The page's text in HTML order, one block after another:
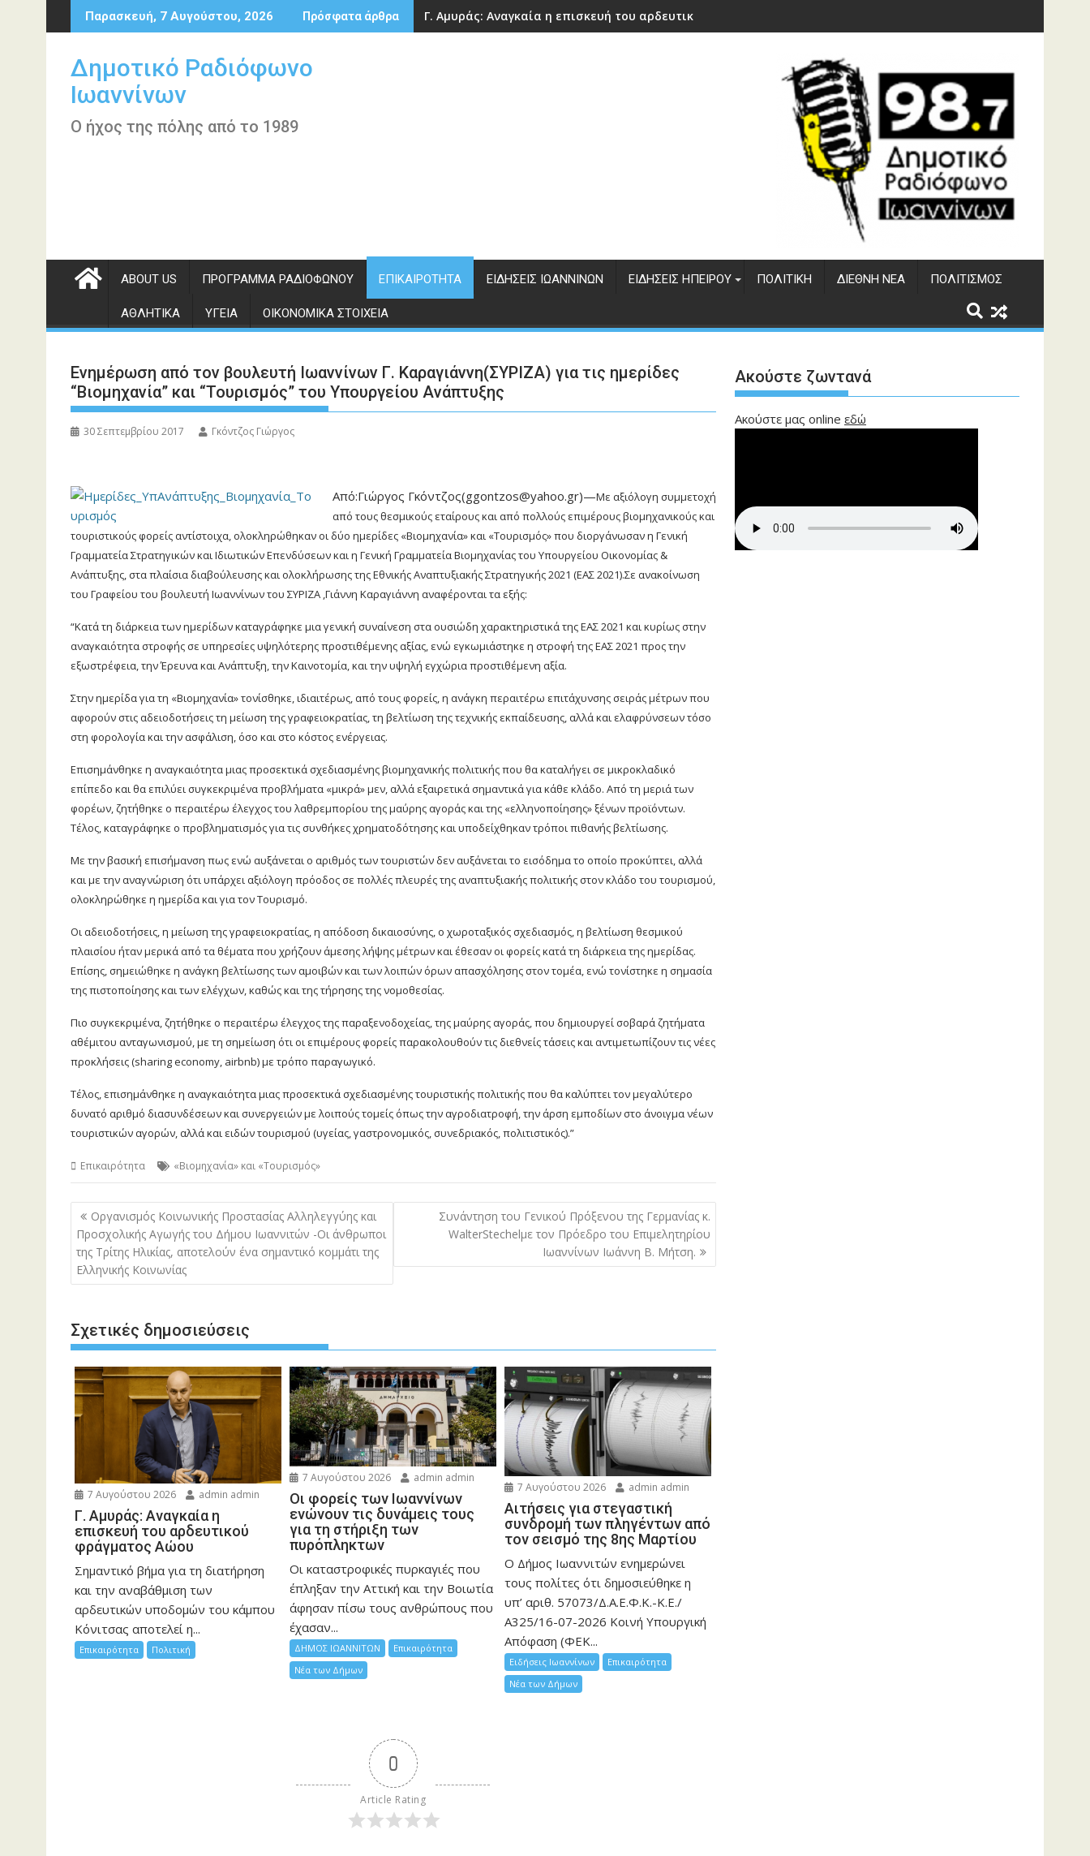
Περάστε
στο
Παρασκευή, 7 Αυγούστου, 2026 Πρόσφατα άρθρα Γ. Αμυράς: Αναγκαία η επισκευή του αρδευτικού φράγματος Αώου
Δημοτικό Ραδιόφωνο
Ιωαννίνων
Ο ήχος της πόλης από το 1989
ABOUT US ΠΡΌΓΡΑΜΜΑ ΡΑΔΙΟΦΏΝΟΥ ΕΠΙΚΑΙΡΌΤΗΤΑ ΕΙΔΉΣΕΙΣ ΙΩΑΝΝΊΝΩΝ ΕΙΔΉΣΕΙΣ ΗΠΕΊΡΟΥ ΠΟΛΙΤΙΚΉ ΔΙΕΘΝΉ ΝΈΑ ΠΟΛΙΤΙΣΜΌΣ
ΑΘΛΗΤΙΚΆ ΥΓΕΊΑ ΟΙΚΟΝΟΜΙΚΆ ΣΤΟΙΧΕΊΑ
Ενημέρωση από τον βουλευτή Ιωαννίνων Γ. Καραγιάννη(ΣΥΡΙΖΑ) για τις ημερίδες
“Βιομηχανία” και “Τουρισμός” του Υπουργείου Ανάπτυξης
30 Σεπτεμβρίου 2017 Γκόντζος Γιώργος
Από:Γιώργος Γκόντζος(ggontzos@yahoo.gr)—Με αξιόλογη συμμετοχή
από τους θεσμικούς εταίρους και από πολλούς επιμέρους βιομηχανικούς και
τουριστικούς φορείς αντίστοιχα, ολοκληρώθηκαν οι δύο ημερίδες «Βιομηχανία» και «Τουρισμός» που διοργάνωσαν η Γενική
Γραμματεία Στρατηγικών και Ιδιωτικών Επενδύσεων και η Γενική Γραμματεία Βιομηχανίας του Υπουργείου Οικονομίας &
Ανάπτυξης, στα πλαίσια διαβούλευσης και ολοκλήρωσης της Εθνικής Αναπτυξιακής Στρατηγικής 2021 (ΕΑΣ 2021).Σε ανακοίνωση
του Γραφείου του βουλευτή Ιωαννίνων του ΣΥΡΙΖΑ ,Γιάννη Καραγιάννη αναφέρονται τα εξής:
“Κατά τη διάρκεια των ημερίδων καταγράφηκε μια γενική συναίνεση στα ουσιώδη χαρακτηριστικά της ΕΑΣ 2021 και κυρίως στην
αναγκαιότητα στροφής σε υπηρεσίες υψηλότερης προστιθέμενης αξίας, ενώ εγκωμιάστηκε η στροφή της ΕΑΣ 2021 προς την
εξωστρέφεια, την Έρευνα και Ανάπτυξη, την Καινοτομία, και την υψηλή εγχώρια προστιθέμενη αξία.
Στην ημερίδα για τη «Βιομηχανία» τονίσθηκε, ιδιαιτέρως, από τους φορείς, η ανάγκη περαιτέρω επιτάχυνσης σειράς μέτρων που
αφορούν στις αδειοδοτήσεις τη μείωση της γραφειοκρατίας, τη βελτίωση της τεχνικής εκπαίδευσης, αλλά και ελαφρύνσεων τόσο
στη φορολογία και την ασφάλιση, όσο και στο κόστος ενέργειας.
Επισημάνθηκε η αναγκαιότητα μιας προσεκτικά σχεδιασμένης βιομηχανικής πολιτικής που θα καταλήγει σε μικροκλαδικό
επίπεδο και θα επιλύει συγκεκριμένα προβλήματα «μικρά» μεν, αλλά εξαιρετικά σημαντικά για κάθε κλάδο. Από τη μεριά των
φορέων, ζητήθηκε ο περαιτέρω έλεγχος του λαθρεμπορίου της μαύρης αγοράς και της «ελληνοποίησης» ξένων προϊόντων.
Τέλος, καταγράφηκε ο προβληματισμός για τις συνθήκες χρηματοδότησης και υποδείχθηκαν τρόποι πιθανής βελτίωσης.
Με την βασική επισήμανση πως ενώ αυξάνεται ο αριθμός των τουριστών δεν αυξάνεται το εισόδημα το οποίο προκύπτει, αλλά
και με την αναγνώριση ότι υπάρχει αξιόλογη πρόοδος σε πολλές πλευρές της αναπτυξιακής πολιτικής στον κλάδο του τουρισμού,
ολοκληρώθηκε η ημερίδα και για τον Τουρισμό.
Οι αδειοδοτήσεις, η μείωση της γραφειοκρατίας, η απόδοση δικαιοσύνης, ο χωροταξικός σχεδιασμός, η βελτίωση θεσμικού
πλαισίου ήταν μερικά από τα θέματα που χρήζουν άμεσης λήψης μέτρων και έθεσαν οι φορείς κατά τη διάρκεια της ημερίδας.
Επίσης, σημειώθηκε η ανάγκη βελτίωσης των αμοιβών και των λοιπών όρων απασχόλησης στον τομέα, ενώ τονίστηκε η σημασία
της πιστοποίησης και των ελέγχων, καθώς και της τήρησης της νομοθεσίας.
Πιο συγκεκριμένα, ζητήθηκε ο περαιτέρω έλεγχος της παραξενοδοχείας, της μαύρης αγοράς, που δημιουργεί σοβαρά ζητήματα
αθέμιτου ανταγωνισμού, με τη σημείωση ότι οι επιμέρους φορείς παρακολουθούν τις διεθνείς τάσεις και αντιμετωπίζουν τις νέες
προκλήσεις (sharingeconomy, airbnb) με τρόπο παραγωγικό.
Τέλος, επισημάνθηκε η αναγκαιότητα μιας προσεκτικά σχεδιασμένης τουριστικής πολιτικής που θα καλύπτει τον μεγαλύτερο
δυνατό αριθμό διασυνδέσεων και συνεργειών με λοιπούς τομείς όπως την αγροδιατροφή, την άρση εμποδίων στο άνοιγμα νέων
τουριστικών αγορών, αλλά και ειδών τουρισμού (υγείας, γαστρονομικός, συνεδριακός, πολιτιστικός).”
Επικαιρότητα «Βιομηχανία» και «Τουρισμός»
Πλοήγηση
άρθρων
Οργανισμός Κοινωνικής Προστασίας Αλληλεγγύης και
Προσχολικής Αγωγής του Δήμου Ιωαννιτών -Οι άνθρωποι
της Τρίτης Ηλικίας, αποτελούν ένα σημαντικό κομμάτι της
Ελληνικής Κοινωνίας
Συνάντηση του Γενικού Πρόξενου της Γερμανίας κ.
WalterStechelμε τον Πρόεδρο του Επιμελητηρίου
Ιωαννίνων Ιωάννη Β. Μήτση.
Σχετικές δημοσιεύσεις
7 Αυγούστου 2026 admin admin
Γ. Αμυράς: Αναγκαία η
επισκευή του αρδευτικού
φράγματος Αώου
Σημαντικό βήμα για τη διατήρηση
και την αναβάθμιση των
αρδευτικών υποδομών του κάμπου
Κόνιτσας αποτελεί η...
Επικαιρότητα Πολιτική
7 Αυγούστου 2026 admin admin
Οι φορείς των Ιωαννίνων
ενώνουν τις δυνάμεις τους
για τη στήριξη των
πυρόπληκτων
Οι καταστροφικές πυρκαγιές που
έπληξαν την Αττική και την Bοιωτία
άφησαν πίσω τους ανθρώπους που
έχασαν...
ΔΗΜΟΣ ΙΩΑΝΝΙΤΩΝ
Επικαιρότητα
Νέα των Δήμων
7 Αυγούστου 2026 admin admin
Αιτήσεις για στεγαστική
συνδρομή των πληγέντων από
τον σεισμό της 8ης Μαρτίου
Ο Δήμος Ιωαννιτών ενημερώνει
τους πολίτες ότι δημοσιεύθηκε η
υπ’ αριθ. 57073/Δ.Α.Ε.Φ.Κ.-Κ.Ε./
Α325/16-07-2026 Κοινή Υπουργική
Απόφαση (ΦΕΚ...
Ειδήσεις Ιωαννίνων
Επικαιρότητα
Νέα των Δήμων
0
Article Rating
Ακούστε ζωντανά
Ακούστε μας online εδώ